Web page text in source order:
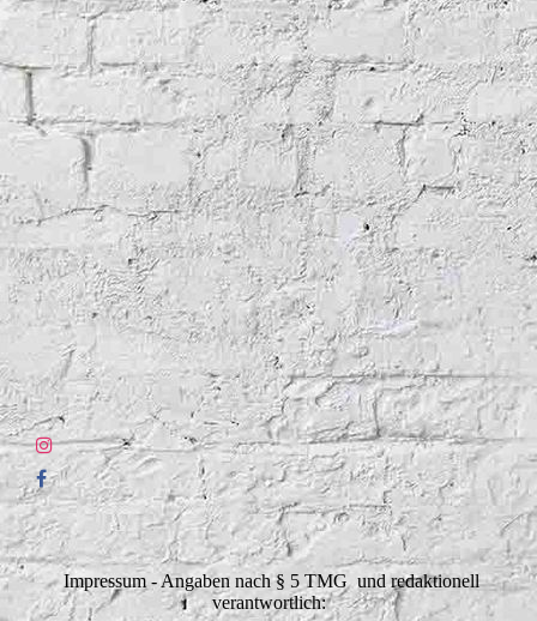
Impressum - Angaben nach § 5 TMG und redaktionell
verantwortlich: